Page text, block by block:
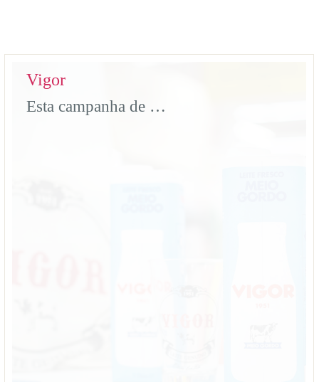
Vigor
Esta campanha de ponto de venda da Vigor foi pensada até ao último pormenor. Contamos com execução do balcão em MDF, brindes, promotores e toda a gestão de datas e locais para que nada falhasse. Ficha Técnica Projecto: Ponto de Venda Vigor Materiais: MDF, vinil impresso, brindes.